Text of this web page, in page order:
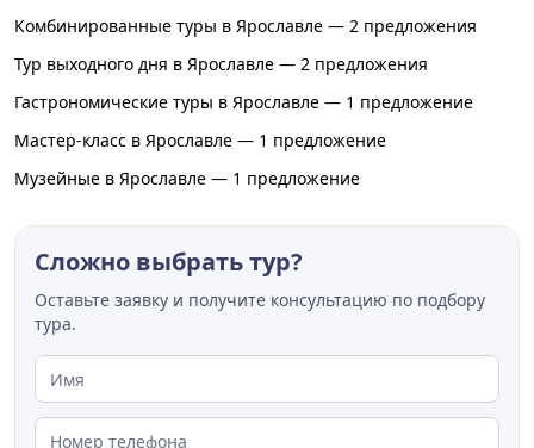
Комбинированные туры в Ярославле — 2 предложения
Тур выходного дня в Ярославле — 2 предложения
Гастрономические туры в Ярославле — 1 предложение
Мастер-класс в Ярославле — 1 предложение
Музейные в Ярославле — 1 предложение
Сложно выбрать тур?
Оставьте заявку и получите консультацию по подбору
тура.